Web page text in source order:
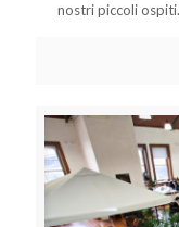
nostri piccoli